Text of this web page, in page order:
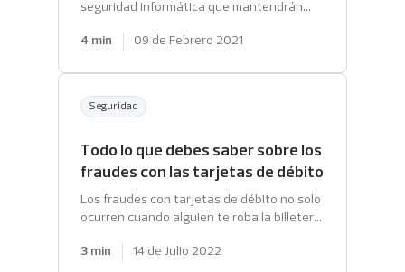
seguridad informática que mantendrán
almacenas en tus dispositivos.
4 min 09 de Febrero 2021
Todo lo que debes saber sobre los
fraudes con las tarjetas de débito
Seguridad
Los fraudes con tarjetas de débito no solo
ocurren cuando alguien te roba la billetera.
nuestra guía.
3 min 14 de Julio 2022